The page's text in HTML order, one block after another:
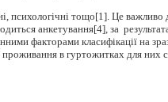
психологічні тощо[1]. Це важливо
анкетування[4], за
факторами класифікації на
проживання в гуртожитках для них